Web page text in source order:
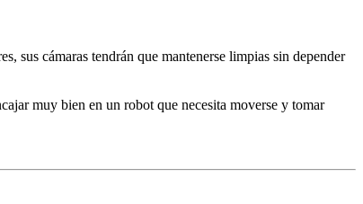
sus cámaras tendrán que mantenerse limpias sin depender
muy bien en un robot que necesita moverse y tomar